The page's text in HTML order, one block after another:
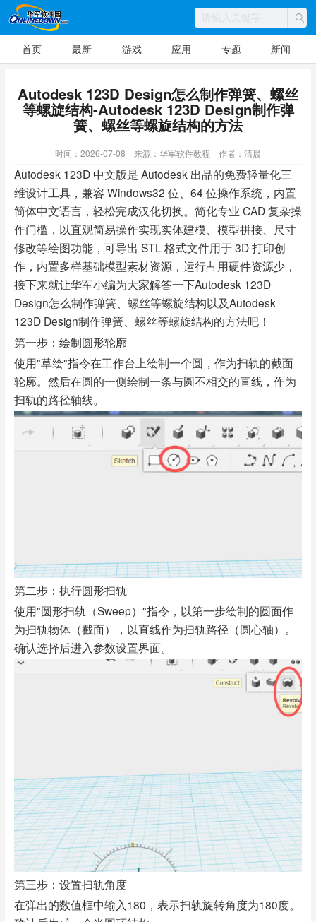
首页 最新 游戏 应用 专题 新闻
Autodesk 123D Design怎么制作弹簧、螺丝
等螺旋结构-Autodesk 123D Design制作弹
簧、螺丝等螺旋结构的方法
时间：2026-07-08 来源：华军软件教程 作者：清晨
Autodesk 123D 中文版是 Autodesk 出品的免费轻量化三
维设计工具，兼容 Windows32 位、64 位操作系统，内置
简体中文语言，轻松完成汉化切换。简化专业 CAD 复杂操
作门槛，以直观简易操作实现实体建模、模型拼接、尺寸
修改等绘图功能，可导出 STL 格式文件用于 3D 打印创
作，内置多样基础模型素材资源，运行占用硬件资源少，
接下来就让华军小编为大家解答一下Autodesk 123D
Design怎么制作弹簧、螺丝等螺旋结构以及Autodesk
123D Design制作弹簧、螺丝等螺旋结构的方法吧！
第一步：绘制圆形轮廓
使用"草绘"指令在工作台上绘制一个圆，作为扫轨的截面
轮廓。然后在圆的一侧绘制一条与圆不相交的直线，作为
扫轨的路径轴线。
第二步：执行圆形扫轨
使用"圆形扫轨（Sweep）"指令，以第一步绘制的圆面作
为扫轨物体（截面），以直线作为扫轨路径（圆心轴）。
确认选择后进入参数设置界面。
第三步：设置扫轨角度
在弹出的数值框中输入180，表示扫轨旋转角度为180度。